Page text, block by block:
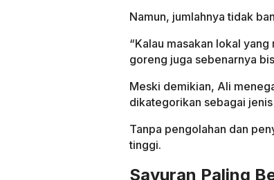
Namun, jumlahnya tidak
“Kalau masakan lokal
goreng juga sebenarnya
Meski demikian, Ali
dikategorikan sebagai
Tanpa pengolahan dan
tinggi.
Sayuran Paling